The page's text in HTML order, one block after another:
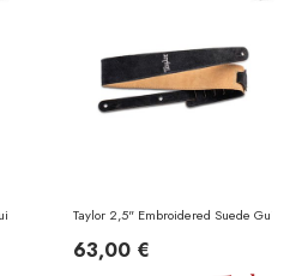
Strap Chocolate Brown
Taylor 2,5" Embroidered Suede Guitar
63,00 €